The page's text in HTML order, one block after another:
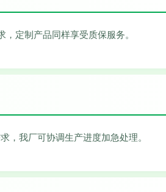
定制产品同样享受质保服务。
，我厂可协调生产进度加急处理。